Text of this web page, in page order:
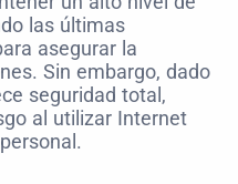
las últimas
asegurar la
Sin embargo, dado
seguridad total,
al utilizar Internet